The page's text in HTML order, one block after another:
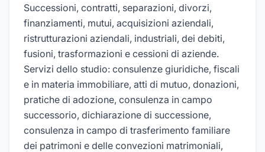
Successioni, contratti, separazioni, divorzi,
finanziamenti, mutui, acquisizioni aziendali,
ristrutturazioni aziendali, industriali, dei debiti,
fusioni, trasformazioni e cessioni di aziende.
Servizi dello studio: consulenze giuridiche, fiscali
e in materia immobiliare, atti di mutuo, donazioni,
pratiche di adozione, consulenza in campo
successorio, dichiarazione di successione,
consulenza in campo di trasferimento familiare
dei patrimoni e delle convezioni matrimoniali,